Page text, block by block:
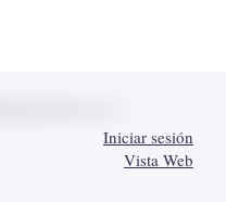
Iniciar sesión
Vista Web